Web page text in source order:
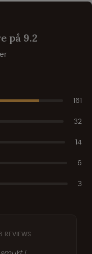
på 9.2
161
32
14
6
3
REVIEWS